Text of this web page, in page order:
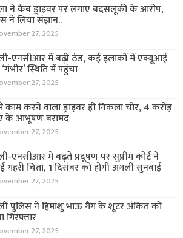
ने कैब ड्राइवर पर लगाए बदसलूकी के आरोप,
ने लिया संज्ञान..
27, 2025
एनसीआर में बढ़ी ठंड, कई इलाकों में एक्यूआई
स्थिति में पहुंचा
27, 2025
काम करने वाला ड्राइवर ही निकला चोर, 4 करोड़
के आभूषण बरामद
27, 2025
एनसीआर में बढ़ते प्रदूषण पर सुप्रीम कोर्ट ने
गहरी चिंता, 1 दिसंबर को होगी अगली सुनवाई
27, 2025
पुलिस ने हिमांशु भाऊ गैंग के शूटर अंकित को
गिरफ्तार
27, 2025